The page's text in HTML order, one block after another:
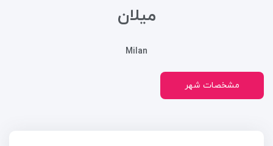
میلان
Milan
مشخصات شهر